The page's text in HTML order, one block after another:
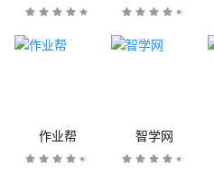
作业帮 智学网